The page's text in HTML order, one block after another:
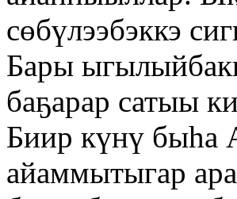
сөбүлээбэккэ
Бары
баҕарар сатыы
Биир күнү быһа
айаммытыгар